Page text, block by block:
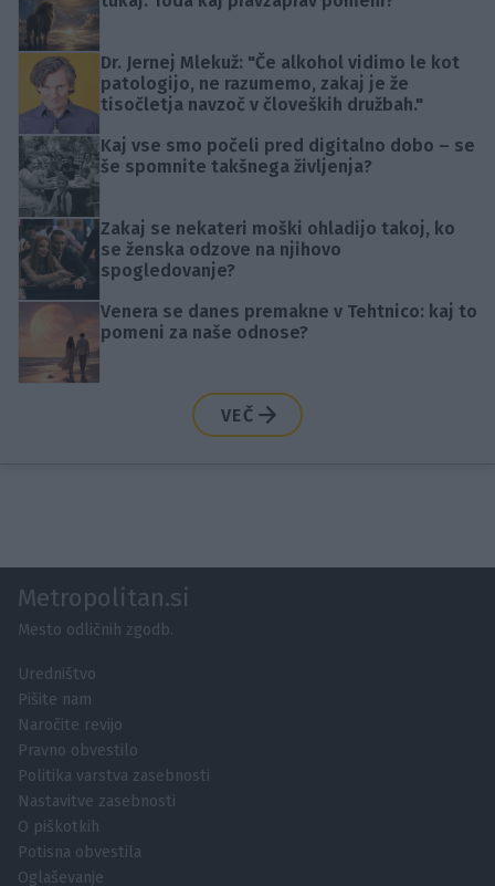
Dr. Jernej Mlekuž: "Če alkohol vidimo le kot
patologijo, ne razumemo, zakaj je že
tisočletja navzoč v človeških družbah."
Kaj vse smo počeli pred digitalno dobo – se
še spomnite takšnega življenja?
Zakaj se nekateri moški ohladijo takoj, ko
se ženska odzove na njihovo
spogledovanje?
Venera se danes premakne v Tehtnico: kaj to
pomeni za naše odnose?
VEČ
Metropolitan.si
Mesto odličnih zgodb.
Uredništvo
Pišite nam
Naročite revijo
Pravno obvestilo
Politika varstva zasebnosti
Nastavitve zasebnosti
O piškotkih
Potisna obvestila
Oglaševanje